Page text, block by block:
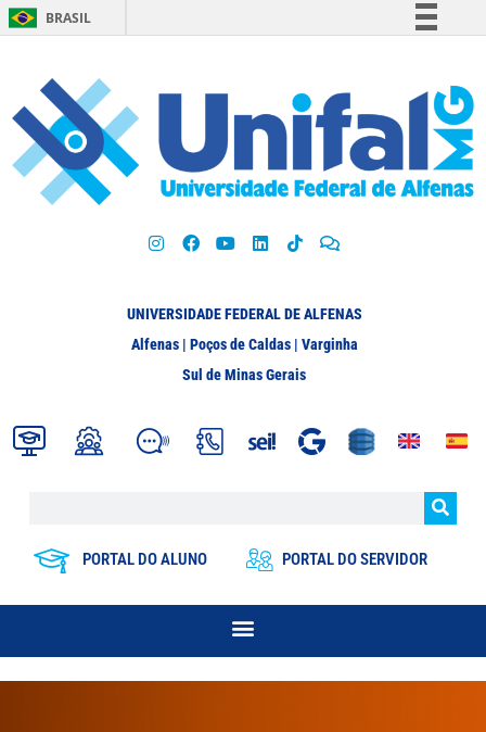
BRASIL
Participe
Acesso à informação
Legislação
UNIVERSIDADE FEDERAL DE ALFENAS
Alfenas | Poços de Caldas | Varginha
Sul de Minas Gerais
PORTAL DO ALUNO PORTAL DO SERVIDOR